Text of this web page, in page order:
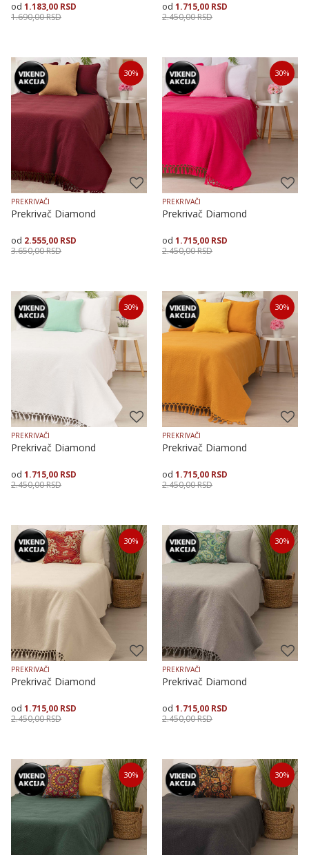
1.183,00 RSD
1.690,00RSD
Veličina
150X225200X250
Dodaj u korpu
1.715,00 RSD
2.450,00RSD
Veličina
150X225200X250
Dodaj u korpu
30%
PREKRIVAČI
Prekrivač Diamond
2.555,00 RSD
3.650,00RSD
Veličina
200X250150X225
Dodaj u korpu
30%
PREKRIVAČI
Prekrivač Diamond
1.715,00 RSD
2.450,00RSD
Veličina
150X225200X250
Dodaj u korpu
30%
PREKRIVAČI
Prekrivač Diamond
1.715,00 RSD
2.450,00RSD
Veličina
150X225200X250
Dodaj u korpu
30%
PREKRIVAČI
Prekrivač Diamond
1.715,00 RSD
2.450,00RSD
Veličina
150X225200X250
Dodaj u korpu
30%
PREKRIVAČI
Prekrivač Diamond
1.715,00 RSD
2.450,00RSD
Veličina
150X225200X250
Dodaj u korpu
30%
PREKRIVAČI
Prekrivač Diamond
1.715,00 RSD
2.450,00RSD
Veličina
150X225200X250
Dodaj u korpu
30% 30%